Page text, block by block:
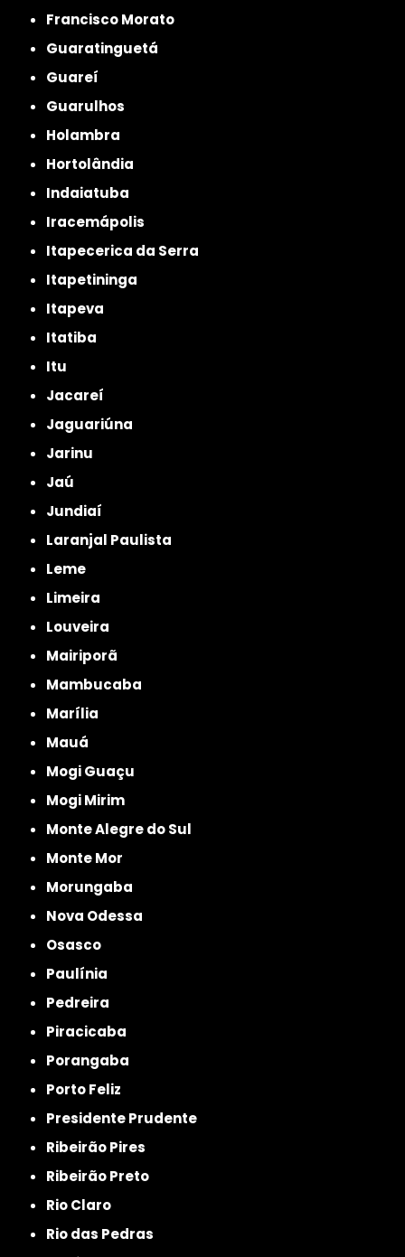
Francisco Morato
Guaratinguetá
Guareí
Guarulhos
Holambra
Hortolândia
Indaiatuba
Iracemápolis
Itapecerica da Serra
Itapetininga
Itapeva
Itatiba
Itu
Jacareí
Jaguariúna
Jarinu
Jaú
Jundiaí
Laranjal Paulista
Leme
Limeira
Louveira
Mairiporã
Mambucaba
Marília
Mauá
Mogi Guaçu
Mogi Mirim
Monte Alegre do Sul
Monte Mor
Morungaba
Nova Odessa
Osasco
Paulínia
Pedreira
Piracicaba
Porangaba
Porto Feliz
Presidente Prudente
Ribeirão Pires
Ribeirão Preto
Rio Claro
Rio das Pedras